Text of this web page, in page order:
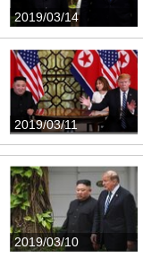
2019/03/14
2019/03/11
2019/03/10